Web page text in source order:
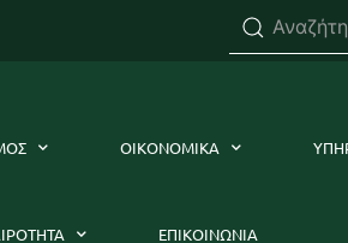
ΟΙΚΟΝΟΜΙΚΑ
ΕΠΙΚΟΙΝΩΝΙΑ